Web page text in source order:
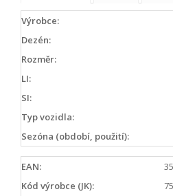
Výrobce:
Dezén:
Rozměr:
LI:
SI:
Typ vozidla:
Sezóna (období, použití):
EAN:
Kód výrobce (JK):